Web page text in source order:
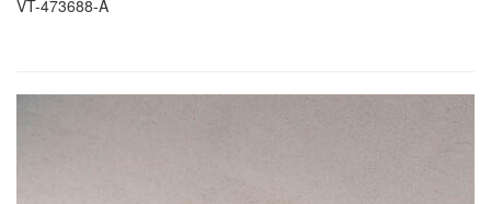
VT-473688-A